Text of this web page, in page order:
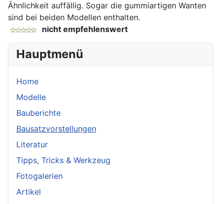
Hauptmenü
Home
Modelle
Bauberichte
Bausatzvorstellungen
Literatur
Tipps, Tricks & Werkzeug
Fotogalerien
Artikel
Ähnlichkeit auffällig. Sogar die gummiartigen Wanten
sind bei beiden Modellen enthalten.
nicht empfehlenswert